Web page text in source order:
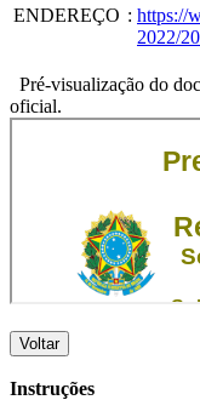
ENDEREÇO : https://
2022/
Pré-visualização do
oficial.
Voltar
Instruções